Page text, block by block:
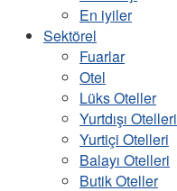
En iyiler
Sektörel
Fuarlar
Otel
Lüks Oteller
Yurtdışı Otelleri
Yurtiçi Otelleri
Balayı Otelleri
Butik Oteller